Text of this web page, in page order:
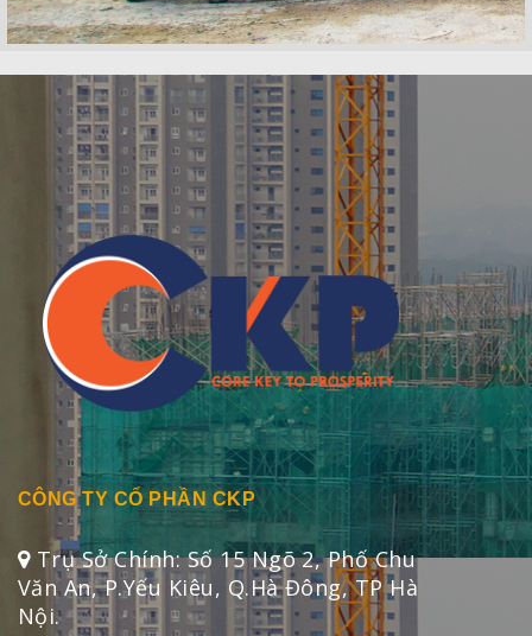
CÔNG TY CỔ PHẦN CKP
Trụ Sở Chính: Số 15 Ngõ 2, Phố Chu
Văn An, P.Yếu Kiêu, Q.Hà Đông, TP Hà
Nội.